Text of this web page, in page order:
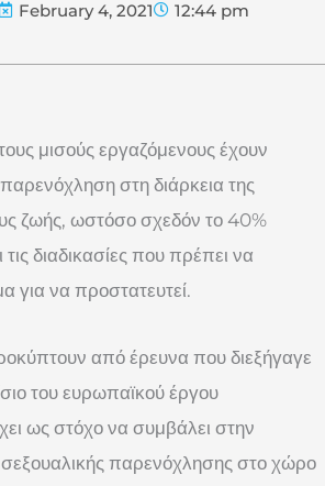
February 4, 2021 12:44 pm
μισούς εργαζόμενους έχουν
στη διάρκεια της
ζωής, ωστόσο σχεδόν το 40%
διαδικασίες που πρέπει να
για να προστατευτεί.
από έρευνα που διεξήγαγε
του ευρωπαϊκού έργου
ως στόχο να συμβάλει στην
παρενόχλησης στο χώρο